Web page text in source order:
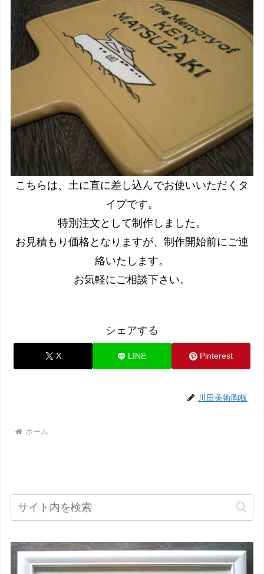
こちらは、土に直に差し込んでお使いいただくタ
イプです。
特別注文として制作しました。
お見積もり価格となりますが、制作開始前にご連
絡いたします。
お気軽にご相談下さい。
シェアする
X LINE Pinterest
川田美術陶板
ホーム